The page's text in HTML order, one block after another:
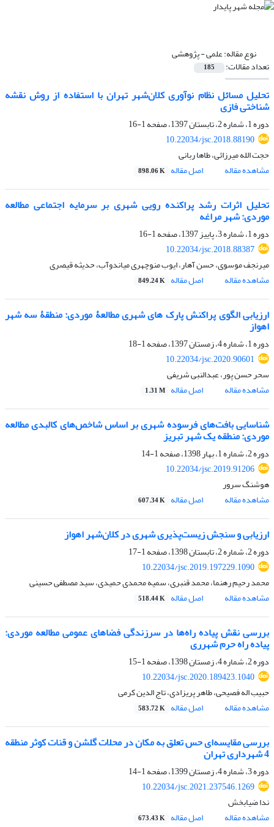
نوع مقاله:علمی - پژوهشی
تعداد مقالات: 185
تحلیل مسائل نظام نوآوری کلان‌شهر تهران با استفاده از روش نقشه
شناختی فازی
دوره 1، شماره 2، تابستان 1397، صفحه
1-16
10.22034/jsc.2018.88190
حجت الله میرزائی، طاها ربانی
مشاهده مقاله
اصل مقاله 898.06 K
تحلیل اثرات رشد پراکنده رویی شهری بر سرمایه اجتماعی مطالعه
موردی: شهر مراغه
دوره 1، شماره 3، پاییز 1397، صفحه
1-16
10.22034/jsc.2018.88387
میرنجف موسوی، حسن آهار، ایوب منوچهری میاندوآب، حدیثه قیصری
مشاهده مقاله
اصل مقاله 849.24 K
ارزیابی الگوی پراکنش پارک های شهری مطالعۀ موردی: منطقۀ سه شهر
اهواز
دوره 1، شماره 4، زمستان 1397، صفحه
1-18
10.22034/jsc.2020.90601
سحر حسن پور، عبدالنبی شریفی
مشاهده مقاله
اصل مقاله 1.31 M
شناسایی بافت‌های فرسوده شهری بر اساس شاخص‌های کالبدی مطالعه
موردی: منطقه یک شهر تبریز
دوره 2، شماره 1، بهار 1398، صفحه
1-14
10.22034/jsc.2019.91206
هوشنگ سرور
مشاهده مقاله
اصل مقاله 607.34 K
ارزیابی و سنجش زیست‌پذیری شهری در کلان‌شهر اهواز
دوره 2، شماره 2، تابستان 1398، صفحه
1-17
10.22034/jsc.2019.197229.1090
محمد رحیم رهنما، محمد قنبری، سمیه محمدی حمیدی، سید مصطفی حسینی
مشاهده مقاله
اصل مقاله 518.44 K
بررسی نقش پیاده راه‌ها در سرزندگی فضاهای عمومی مطالعه موردی:
پیاده راه حرم شهرری
دوره 2، شماره 4، زمستان 1398، صفحه
1-15
10.22034/jsc.2020.189423.1040
حبیب اله فصیحی، طاهر پریزادی، تاج الدین کرمی
مشاهده مقاله
اصل مقاله 583.72 K
بررسی مقایسه‌ای حس تعلق به مکان در محلات گلشن و قنات کوثر منطقه
4 شهرداری تهران
دوره 3، شماره 4، زمستان 1399، صفحه
1-14
10.22034/jsc.2021.237546.1269
ندا ضیابخش
مشاهده مقاله
اصل مقاله 673.43 K